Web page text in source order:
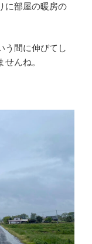
に部屋の暖房の
う間に伸びてし
んね。